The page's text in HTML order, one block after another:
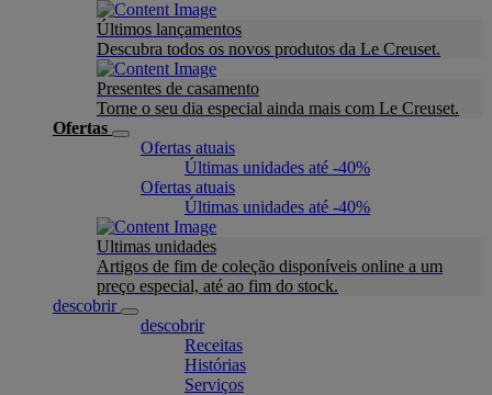
Últimos lançamentos
Descubra todos os novos produtos da Le Creuset.
Presentes de casamento
Torne o seu dia especial ainda mais com Le Creuset.
Ofertas
Ofertas atuais
Últimas unidades até -40%
Ofertas atuais
Últimas unidades até -40%
Ultimas unidades
Artigos de fim de coleção disponíveis online a um
preço especial, até ao fim do stock.
descobrir
descobrir
Receitas
Histórias
Serviços